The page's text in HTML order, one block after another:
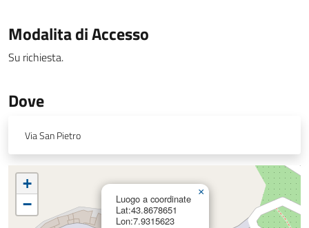
Modalita di Accesso
Su richiesta.
Dove
Via San Pietro
Luogo a coordinate
Lat:43.8678651
Lon:7.9315623
×
+
−